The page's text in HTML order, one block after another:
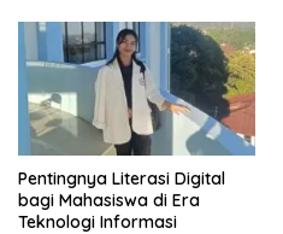
Pentingnya Literasi Digital
bagi Mahasiswa di Era
Teknologi Informasi